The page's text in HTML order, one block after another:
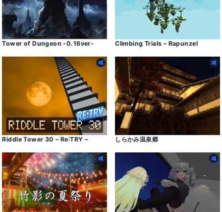
Tower of Dungeon -0․16ver- Climbing Trials – Rapunzel
Riddle Tower 30 – Re˸TRY – しらかみ温泉郷